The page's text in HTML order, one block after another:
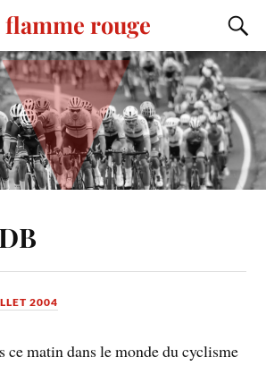
flamme rouge
2004
ce matin dans le monde du cyclisme